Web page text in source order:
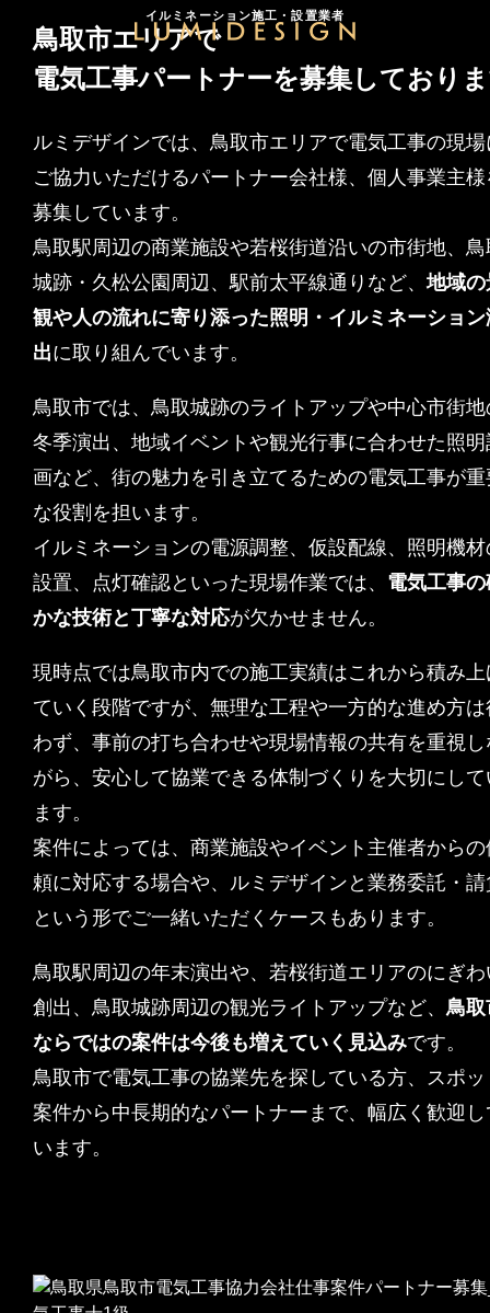
イルミネーション施工・設置業者
電気工事パートナー募集
商業施設・ホテル・自治体イベントな
ど多数案件あり
イルミネーションを、
共につくる仲間へ。
現場で光を灯す、確かな技術を募集しています。
📍 案件は全国各地に拡大中。
🎇イルミネーションの施工。
👷‍♀️電気工事会社 / 個人募集。
🕐登録は1分で完了／登録無料
鳥取のイルミネーション設置施工のご依頼はこち
ら
鳥取市エリアで
電気工事パートナーを募集しており
ルミデザインでは、鳥取市エリアで電気工事の現場
ご協力いただけるパートナー会社様、個人事業主様
募集しています。
鳥取駅周辺の商業施設や若桜街道沿いの市街地、鳥
城跡・久松公園周辺、駅前太平線通りなど、地域の
観や人の流れに寄り添った照明・イルミネーション
出に取り組んでいます。
鳥取市では、鳥取城跡のライトアップや中心市街地
冬季演出、地域イベントや観光行事に合わせた照明
画など、街の魅力を引き立てるための電気工事が重
な役割を担います。
イルミネーションの電源調整、仮設配線、照明機材
設置、点灯確認といった現場作業では、 電気工事の
かな技術と丁寧な対応が欠かせません。
現時点では鳥取市内での施工実績はこれから積み上
ていく段階ですが、無理な工程や一方的な進め方は
わず、事前の打ち合わせや現場情報の共有を重視し
がら、安心して協業できる体制づくりを大切にして
ます。
案件によっては、商業施設やイベント主催者からの
頼に対応する場合や、ルミデザインと業務委託・請
という形でご一緒いただくケースもあります。
鳥取駅周辺の年末演出や、若桜街道エリアのにぎわ
創出、鳥取城跡周辺の観光ライトアップなど、 鳥取
ならではの案件は今後も増えていく見込みです。
鳥取市で電気工事の協業先を探している方、スポッ
案件から中長期的なパートナーまで、幅広く歓迎し
います。